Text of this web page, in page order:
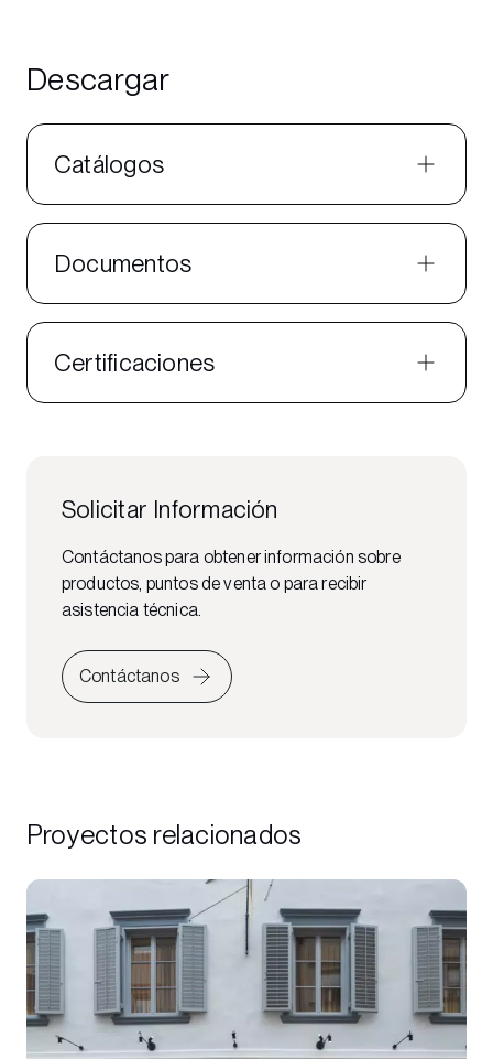
Descargar
Catálogos
Documentos
Certificaciones
Solicitar Información
Contáctanos para obtener información sobre
productos, puntos de venta o para recibir
asistencia técnica.
Contáctanos
Proyectos relacionados